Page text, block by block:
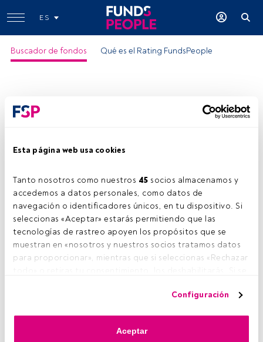
Esta página web usa cookies
Tanto nosotros como nuestros 45 socios almacenamos y
accedemos a datos personales, como datos de
navegación o identificadores únicos, en tu dispositivo. Si
seleccionas «Aceptar» estarás permitiendo que las
tecnologías de rastreo apoyen los propósitos que se
muestran en «nosotros y nuestros socios tratamos datos
para proporcionar», mientras que si seleccionas «Rechazar
anuncios que ves podrían dejar de ser relevantes para ti.
momento haciendo clic en el enlace «Preferencias de
Configuración
Aceptar
ES
Buscador de fondos Qué es el Rating FundsPeople